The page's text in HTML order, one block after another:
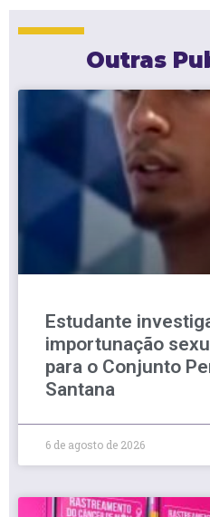
Outras
Estudante
importunação
para o Conjunto
Santana
6 de agosto de 2026